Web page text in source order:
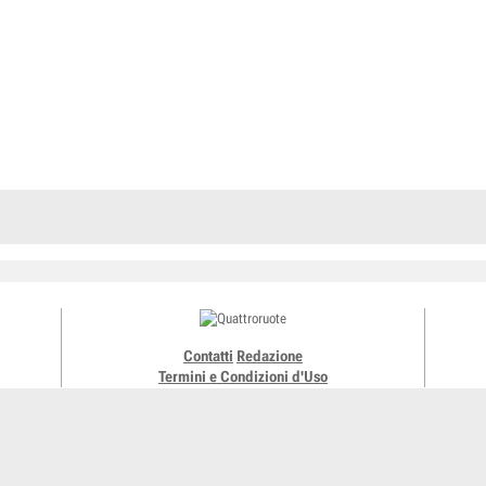
Contatti Redazione
Termini e Condizioni d'Uso